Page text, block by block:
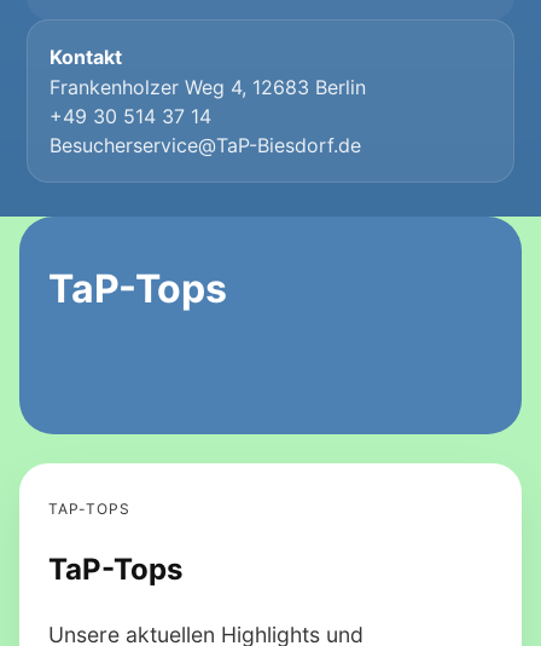
Kontakt
Frankenholzer Weg 4, 12683 Berlin
+49 30 514 37 14
Besucherservice@TaP-Biesdorf.de
TaP-Tops
TAP-TOPS
TaP-Tops
Unsere aktuellen Highlights und